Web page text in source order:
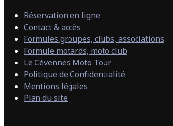
Réservation en ligne
Contact & accès
Formules groupes, clubs, associations
Formule motards, moto club
Le Cévennes Moto Tour
Politique de Confidentialité
Mentions légales
Plan du site